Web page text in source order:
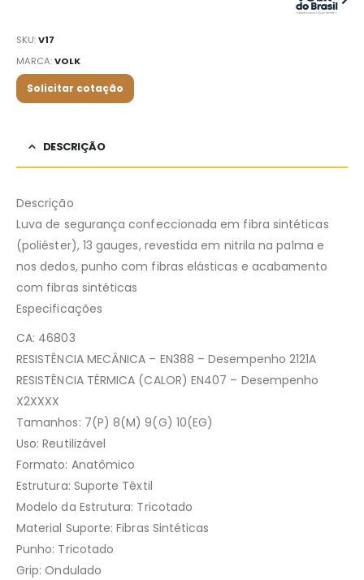
SKU:V17
MARCA:VOLK
Solicitar cotação
DESCRIÇÃO
Descrição
Luva de segurança confeccionada em fibra sintéticas
(poliéster), 13 gauges, revestida em nitrila na palma e
nos dedos, punho com fibras elásticas e acabamento
com fibras sintéticas
Especificações
CA: 46803
RESISTÊNCIA MECÂNICA – EN388 – Desempenho 2121A
RESISTÊNCIA TÉRMICA (CALOR) EN407 – Desempenho
X2XXXX
Tamanhos: 7(P) 8(M) 9(G) 10(EG)
Uso: Reutilizável
Formato: Anatômico
Estrutura: Suporte Têxtil
Modelo da Estrutura: Tricotado
Material Suporte: Fibras Sintéticas
Punho: Tricotado
Grip: Ondulado